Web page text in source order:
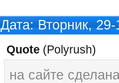
Дата: Вторник,
Quote (Polyrush)
на сайте